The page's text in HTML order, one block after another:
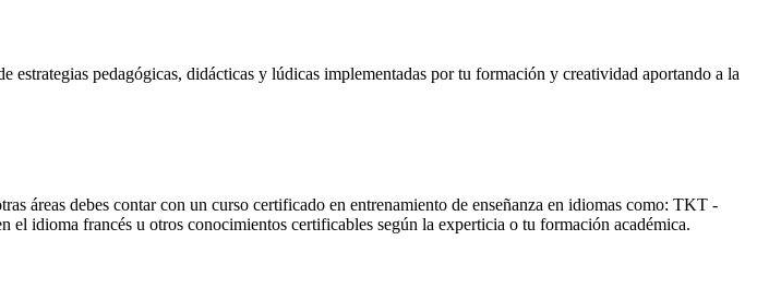
pedagógicas, didácticas y lúdicas implementadas por tu formación y creatividad aportando a la
áreas debes contar con un curso certificado en entrenamiento de enseñanza en idiomas como: TKT -
idioma francés u otros conocimientos certificables según la experticia o tu formación académica.